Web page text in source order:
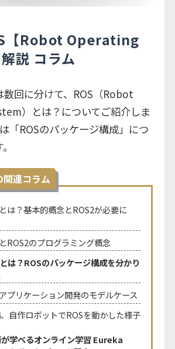
【Robot Operating
説 コラム
数回に分けて、ROS（Robot
）とは？についてご紹介しま
「ROSのパッケージ構成」につ
関連コラム
は？基本的概念とROS2が必要に
ROS2のプログラミング概念
は？ROSのパッケージ構成を分かり
プリケーション開発のモデルケース
自作ロボットでROSを動かした様子
学べるオンライン学習 Eureka